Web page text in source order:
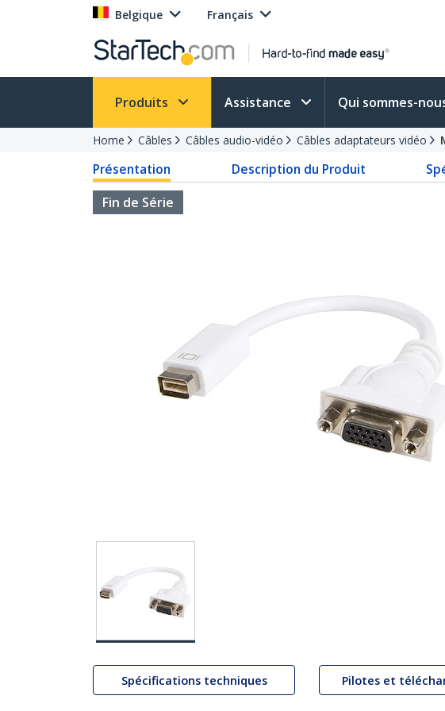
Belgique Français
Produits Assistance Qui sommes-
Home Câbles Câbles audio-vidéo Câbles adaptateurs vidéo
Présentation Description du Produit
Fin de Série
Spécifications techniques Pilotes et